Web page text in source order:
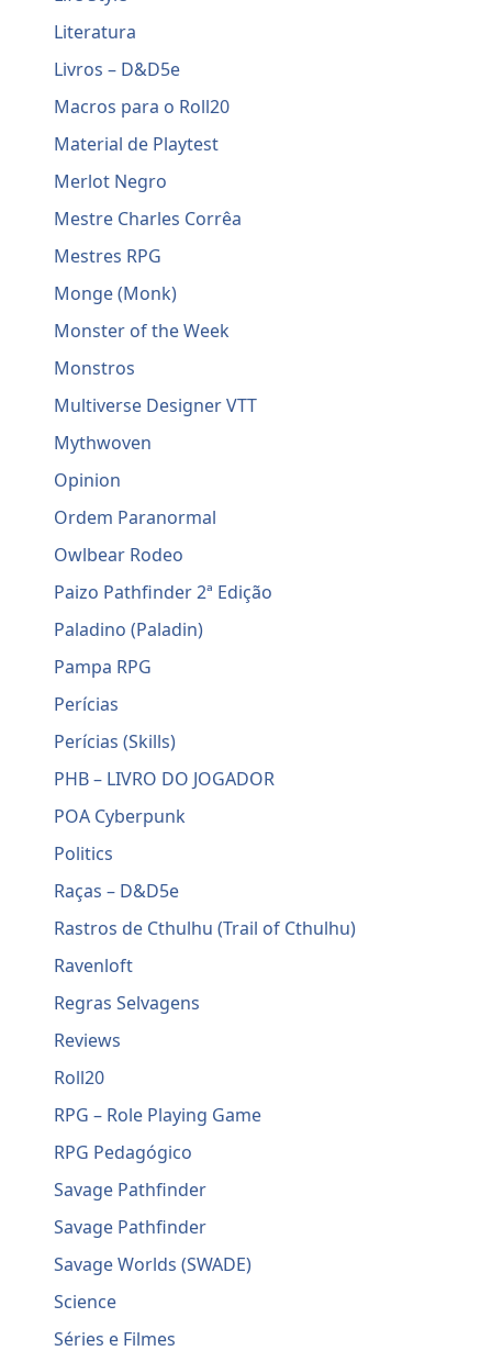
Literatura
Livros – D&D5e
Macros para o Roll20
Material de Playtest
Merlot Negro
Mestre Charles Corrêa
Mestres RPG
Monge (Monk)
Monster of the Week
Monstros
Multiverse Designer VTT
Mythwoven
Opinion
Ordem Paranormal
Owlbear Rodeo
Paizo Pathfinder 2ª Edição
Paladino (Paladin)
Pampa RPG
Perícias
Perícias (Skills)
PHB – LIVRO DO JOGADOR
POA Cyberpunk
Politics
Raças – D&D5e
Rastros de Cthulhu (Trail of Cthulhu)
Ravenloft
Regras Selvagens
Reviews
Roll20
RPG – Role Playing Game
RPG Pedagógico
Savage Pathfinder
Savage Pathfinder
Savage Worlds (SWADE)
Science
Séries e Filmes